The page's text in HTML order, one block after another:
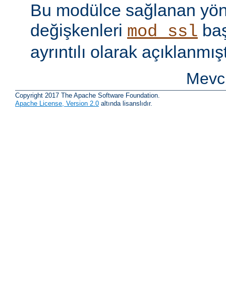
Bu modülce sağlanan
değişkenleri mod_ssl
ayrıntılı olarak
Copyright 2017 The Apache Software Foundation.
Apache License, Version 2.0 altında lisanslıdır.